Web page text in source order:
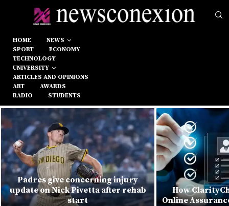
HOME
NEWS
SPORT
ECONOMY
TECHNOLOGY
UNIVERSITY
ARTICLES AND OPINIONS
ART
AWARDS
RADIO
STUDENTS
Padres give concerning injury
update on Nick Pivetta after rehab
start
How
Online